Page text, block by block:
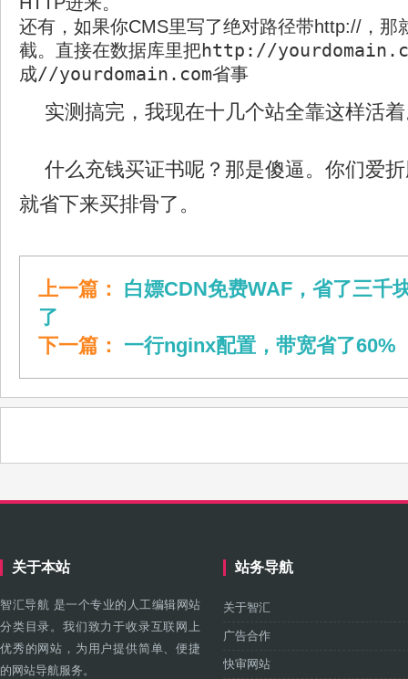
还有，如果你CMS里写了绝对路径带http://，那
截。直接在数据库里把http://
成//yourdomain.com省事
实测搞完，我现在十几个站全靠这样活
什么充钱买证书呢？那是傻逼。你们爱
就省下来买排骨了。
上一篇： 白嫖CDN免费WAF，省了三千
了
下一篇： 一行nginx配置，带宽省了60%
关于本站
智汇导航 是一个专业的人工编辑网站
分类目录。我们致力于收录互联网上
优秀的网站，为用户提供简单、便捷
的网站导航服务。
站务导航
关于智汇
广告合作
快审网站